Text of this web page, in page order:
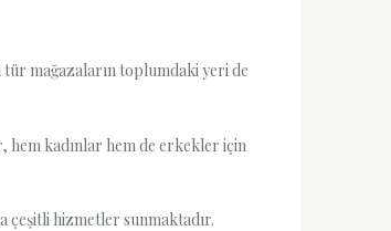
mağazaların toplumdaki yeri de
kadınlar hem de erkekler için
çeşitli hizmetler sunmaktadır.